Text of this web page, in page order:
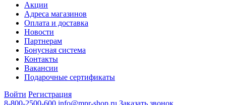
Акции
Адреса магазинов
Оплата и доставка
Новости
Партнерам
Бонусная система
Контакты
Вакансии
Подарочные сертификаты
Войти Регистрация
8-800-2500-600 info@mpr-shop.ru Заказать звонок